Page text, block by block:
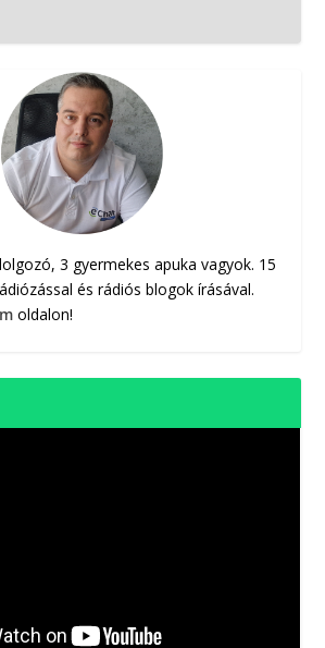
3 gyermekes apuka vagyok. 15
és rádiós blogok írásával.
oldalon!